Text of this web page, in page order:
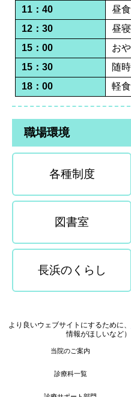
11：40
昼食
12：30
昼寝
15：00
お
15：30
随
18：00
軽食
職場環境
各種制度
図書室
長浜のくらし
より良いウェブサイトにするために、
情報がほしいなど
当院のご案内
診療科一覧